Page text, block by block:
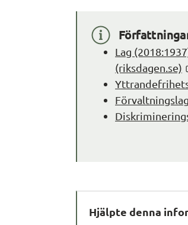
Lag
(riksdagen.se)
Hjälpte denna